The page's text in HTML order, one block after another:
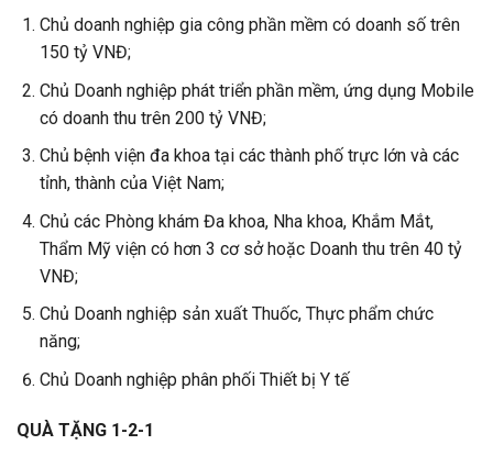
Chủ doanh nghiệp gia công phần mềm có doanh số trên
150 tỷ VNĐ;
Chủ Doanh nghiệp phát triển phần mềm, ứng dụng Mobile
có doanh thu trên 200 tỷ VNĐ;
Chủ bệnh viện đa khoa tại các thành phố trực lớn và các
tỉnh, thành của Việt Nam;
Chủ các Phòng khám Đa khoa, Nha khoa, Khắm Mắt,
Thẩm Mỹ viện có hơn 3 cơ sở hoặc Doanh thu trên 40 tỷ
VNĐ;
Chủ Doanh nghiệp sản xuất Thuốc, Thực phẩm chức
năng;
Chủ Doanh nghiệp phân phối Thiết bị Y tế
QUÀ TẶNG 1-2-1